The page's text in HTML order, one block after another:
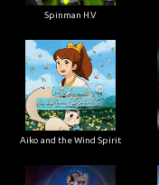
Spinman H.V
Aiko and the Wind Spirit